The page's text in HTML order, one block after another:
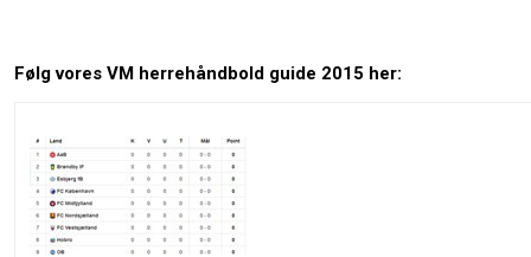
Følg vores VM herrehåndbold guide 2015 her: